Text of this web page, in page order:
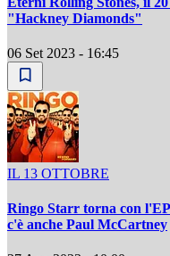
"Hackney Diamonds"
06 Set 2023 - 16:45
IL 13 OTTOBRE
Ringo Starr torna con
c'è anche Paul McCartney